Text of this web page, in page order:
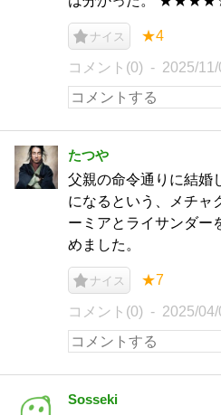
ナイス ★4
コメント(0) 2025/11/
たつや
父親の命令通りに結婚
になるという、メチャ
ーミアとライサンダー
めました。
ナイス ★7
コメント(0) 2025/04/
Sosseki